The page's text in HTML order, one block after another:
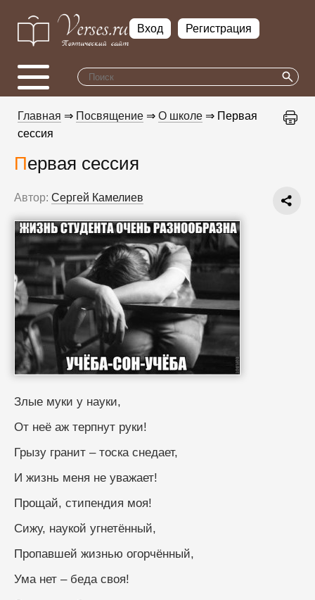
Вход Регистрация
Главная ⇒ Посвящение ⇒ О школе ⇒ Первая
сессия
Первая сессия
Автор: Сергей Камелиев
Злые муки у науки,
От неё аж терпнут руки!
Грызу гранит – тоска снедает,
И жизнь меня не уважает!
Прощай, стипендия моя!
Сижу, наукой угнетённый,
Пропавшей жизнью огорчённый,
Ума нет – беда своя!